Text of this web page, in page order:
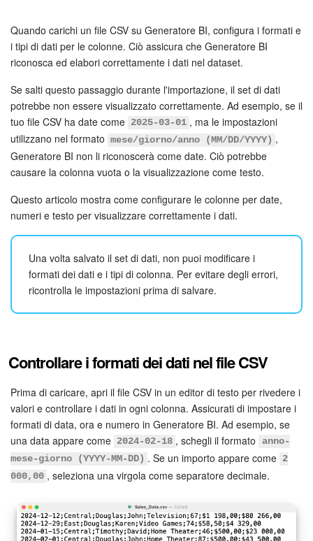
CoPilot: IA in Bitrix24
Messenger
Collab
Bitrix24 Drive
Webmail
Gruppi di lavoro
Progetti IA
CRM
Prenotazione online
Contact Center
Analisi CRM
Quando carichi un file CSV su Generatore BI, configura i formati e
i tipi di dati per le colonne. Ciò assicura che Generatore BI
riconosca ed elabori correttamente i dati nel dataset.
Se salti questo passaggio durante l'importazione, il set di dati
potrebbe non essere visualizzato correttamente. Ad esempio, se il
tuo file CSV ha date come 2025-03-01 , ma le impostazioni
utilizzano nel formato mese/giorno/anno (MM/DD/YYYY) ,
Generatore BI non li riconoscerà come date. Ciò potrebbe
causare la colonna vuota o la visualizzazione come testo.
Questo articolo mostra come configurare le colonne per date,
numeri e testo per visualizzare correttamente i dati.
Una volta salvato il set di dati, non puoi modificare i
formati dei dati e i tipi di colonna. Per evitare degli errori,
ricontrolla le impostazioni prima di salvare.
Controllare i formati dei dati nel file CSV
Prima di caricare, apri il file CSV in un editor di testo per rivedere i
valori e controllare i dati in ogni colonna. Assicurati di impostare i
formati di data, ora e numero in Generatore BI. Ad esempio, se
una data appare come 2024-02-18 , schegli il formato
anno-
mese-giorno (YYYY-MM-DD) . Se un importo appare come 2
000,00 , seleziona una virgola come separatore decimale.